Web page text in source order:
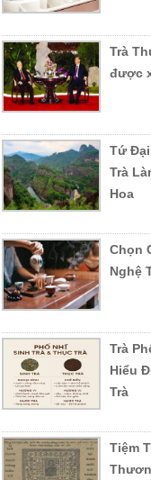
Trà
được
Tứ Đại
Trà
Hoa
Chọn
Nghệ
Trà
Hiểu
Trà
Tiệm